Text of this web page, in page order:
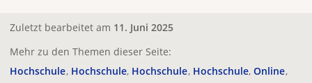
Zuletzt bearbeitet am 11. Juni 2025
Mehr zu den Themen dieser Seite:
Hochschule Hochschule Hochschule Hochschule Online